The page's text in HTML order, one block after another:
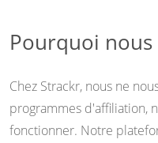
Pourquoi nous
Chez Strackr, nous ne
programmes d'affiliation,
fonctionner. Notre